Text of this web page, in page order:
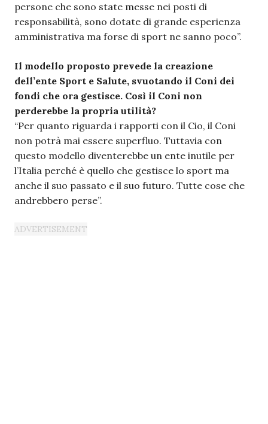
persone che sono state messe nei posti di
responsabilità, sono dotate di grande esperienza
amministrativa ma forse di sport ne sanno poco”.
Il modello proposto prevede la creazione
dell’ente Sport e Salute, svuotando il Coni dei
fondi che ora gestisce. Così il Coni non
perderebbe la propria utilità?
“Per quanto riguarda i rapporti con il Cio, il Coni
non potrà mai essere superfluo. Tuttavia con
questo modello diventerebbe un ente inutile per
l’Italia perché è quello che gestisce lo sport ma
anche il suo passato e il suo futuro. Tutte cose che
andrebbero perse”.